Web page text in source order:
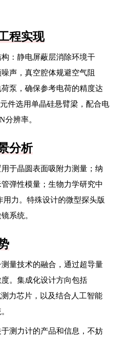
程实现
：静电屏蔽层消除环境干
声，真空腔体规避空气阻
泵，确保参考电荷的精度达
件选用单晶硅悬臂梁，配合电
分辨率。
分析
于晶圆表面吸附力测量；纳
弹性模量；生物力学研究中
力。特殊设计的微型探头版
系统。
量技术的融合，通过超导量
。集成化设计方向包括
力芯片，以及结合人工智能
测力计的产品和信息，不妨